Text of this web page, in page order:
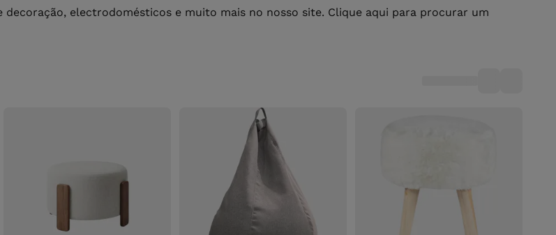
electrodomésticos e muito mais no nosso site. Clique aqui para procurar um